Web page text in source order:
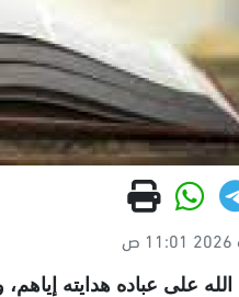
على عباده هدايته